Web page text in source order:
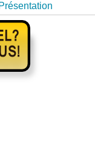
Présentation